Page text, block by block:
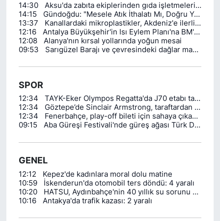
14:30
Aksu'da zabıta ekiplerinden gıda işletmelerine sıkı denetim
14:15
Gündoğdu: "Mesele Atık İthalatı Mı, Doğru Yönetilmemesi Mi?"
13:37
Kanallardaki mikroplastikler, Akdeniz'e ilerliyor: Bakanlık kanallardan örnek topladı
12:16
Antalya Büyükşehir'in Isı Eylem Planı'na BM'den yakın takip
12:08
Alanya'nın kırsal yollarında yoğun mesai
09:53
Sarıgüzel Barajı ve çevresindeki dağlar manzarasıyla hayran bırakıyor
SPOR
12:34
TAYK-Eker Olympos Regatta'da J70 etabı tamamlandı
12:34
Göztepe’de Sinclair Armstrong, taraftardan tam not aldı
12:34
Fenerbahçe, play-off bileti için sahaya çıkacak
09:15
Aba Güreşi Festivali'nde güreş ağası Türk Devletleri Teşkilatı Aksakallar Heyeti Başkanı Binali Yıldırım oldu
GENEL
12:12
Kepez'de kadınlara moral dolu matine
10:59
İskenderun'da otomobil ters döndü: 4 yaralı
10:20
HATSU, Aydınbahçe'nin 40 yıllık su sorunu çözdü
10:16
Antakya'da trafik kazası: 2 yaralı